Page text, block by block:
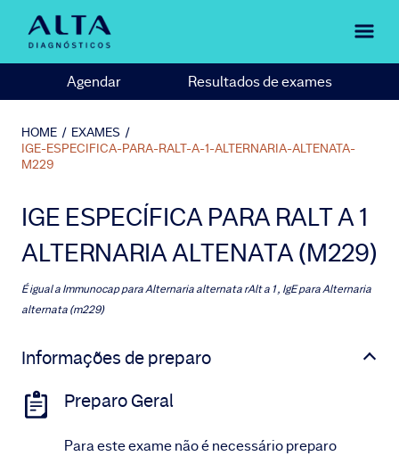
Agendar Resultados de exames
HOME / EXAMES /
IGE-ESPECIFICA-PARA-RALT-A-1-ALTERNARIA-ALTENATA-
M229
IGE ESPECÍFICA PARA RALT A 1
ALTERNARIA ALTENATA (M229)
É igual aImmunocap para Alternaria alternata rAlt a 1 , IgE para Alternaria
alternata (m229)
Informações de preparo
Preparo Geral
Para este exame não é necessário preparo